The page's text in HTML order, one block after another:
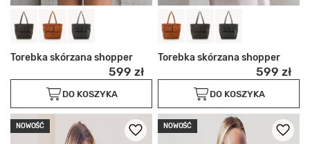
Torebka skórzana shopper
599 zł
DO KOSZYKA
Torebka skórzana shopper
599 zł
DO KOSZYKA
NOWOŚĆ NOWOŚĆ